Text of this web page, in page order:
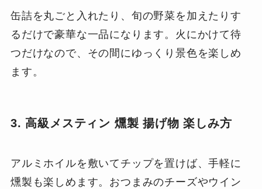
缶詰を丸ごと入れたり、旬の野菜を加えたりす
るだけで豪華な一品になります。火にかけて待
つだけなので、その間にゆっくり景色を楽しめ
ます。
3. 高級メスティン 燻製 揚げ物 楽しみ方
アルミホイルを敷いてチップを置けば、手軽に
燻製も楽しめます。おつまみのチーズやウイン